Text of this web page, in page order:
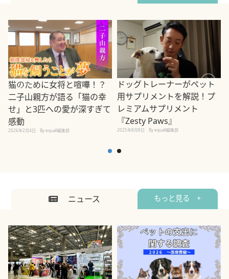
猫のために女将と喧嘩！？
二子山親方が語る「猫の幸
せ」と3匹への愛が深すぎて
感動
2026年2月4日 By equall編集部
ドッグトレーナーがペット
用サプリメントを解説！プ
レミアムサプリメント
『Zesty Paws』
2025年8月8日 By equall編集部
ニュース もっと見る +